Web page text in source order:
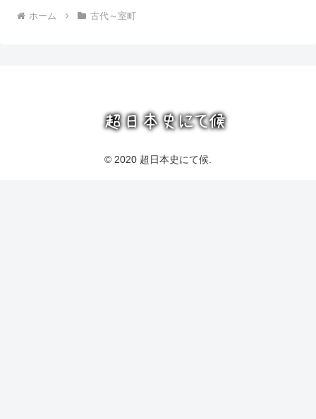
ホーム 古代～室町
© 2020 超日本史にて候.